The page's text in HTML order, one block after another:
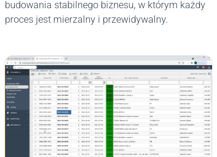
budowania stabilnego biznesu, w którym każdy
proces jest mierzalny i przewidywalny.